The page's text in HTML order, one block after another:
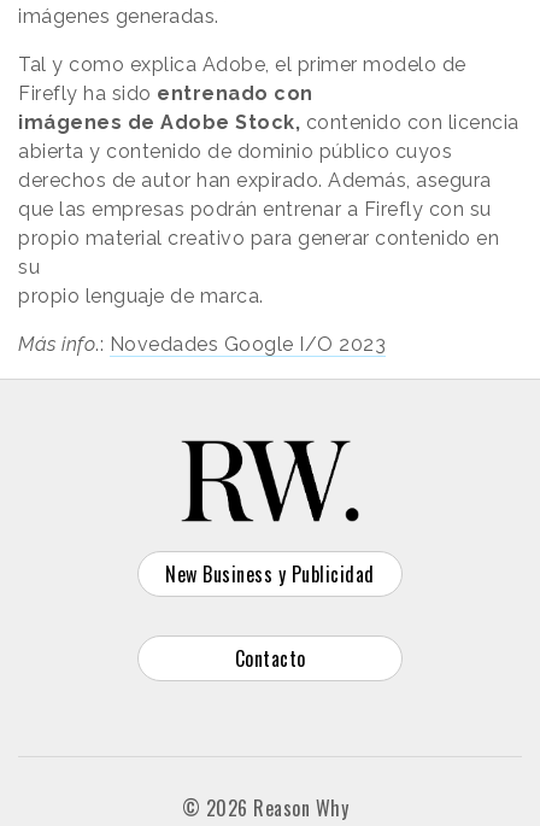
imágenes generadas.
Tal y como explica Adobe, el primer modelo de
Firefly ha sido entrenado con
imágenes de Adobe Stock, contenido con licencia
abierta y contenido de dominio público cuyos
derechos de autor han expirado. Además, asegura
que las empresas podrán entrenar a Firefly con su
propio material creativo para generar contenido en
su
propio lenguaje de marca.
Más info.: Novedades Google I/O 2023
New Business y Publicidad
Contacto
© 2026 Reason Why